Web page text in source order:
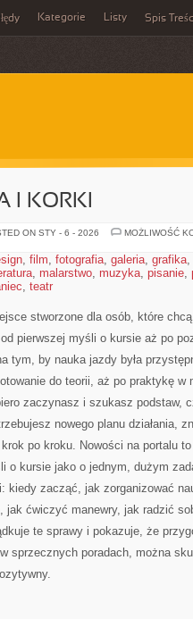
Kategorie Listy Spis
I KORKI
ON STY - 6 - 2026
MOŻLIWOŚĆ
, film, fotografia, galeria, grafika,
, malarstwo, muzyka, pisanie,
, teatr
stworzone dla osób, które
pierwszej myśli o kursie aż po
tym, by nauka jazdy była
do teorii, aż po praktykę
zaczynasz i szukasz podstaw,
nowego planu działania,
krok po kroku. Nowości na portalu
o kursie jako o jednym, dużym
kiedy zacząć, jak zorganizować
jak ćwiczyć manewry, jak radzić
te sprawy i pokazuje, że
sprzecznych poradach, można